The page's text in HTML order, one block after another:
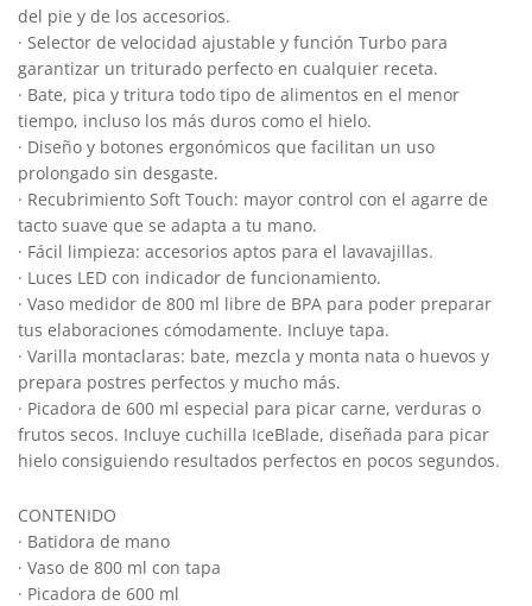
del pie y de los accesorios.
· Selector de velocidad ajustable y función Turbo para
garantizar un triturado perfecto en cualquier receta.
· Bate, pica y tritura todo tipo de alimentos en el menor
tiempo, incluso los más duros como el hielo.
· Diseño y botones ergonómicos que facilitan un uso
prolongado sin desgaste.
· Recubrimiento Soft Touch: mayor control con el agarre de
tacto suave que se adapta a tu mano.
· Fácil limpieza: accesorios aptos para el lavavajillas.
· Luces LED con indicador de funcionamiento.
· Vaso medidor de 800 ml libre de BPA para poder preparar
tus elaboraciones cómodamente. Incluye tapa.
· Varilla montaclaras: bate, mezcla y monta nata o huevos y
prepara postres perfectos y mucho más.
· Picadora de 600 ml especial para picar carne, verduras o
frutos secos. Incluye cuchilla IceBlade, diseñada para picar
hielo consiguiendo resultados perfectos en pocos segundos.
CONTENIDO
· Batidora de mano
· Vaso de 800 ml con tapa
· Picadora de 600 ml